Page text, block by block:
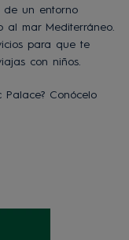
de un entorno
al mar Mediterráneo
para que te
con niños.
Palace? Conócelo